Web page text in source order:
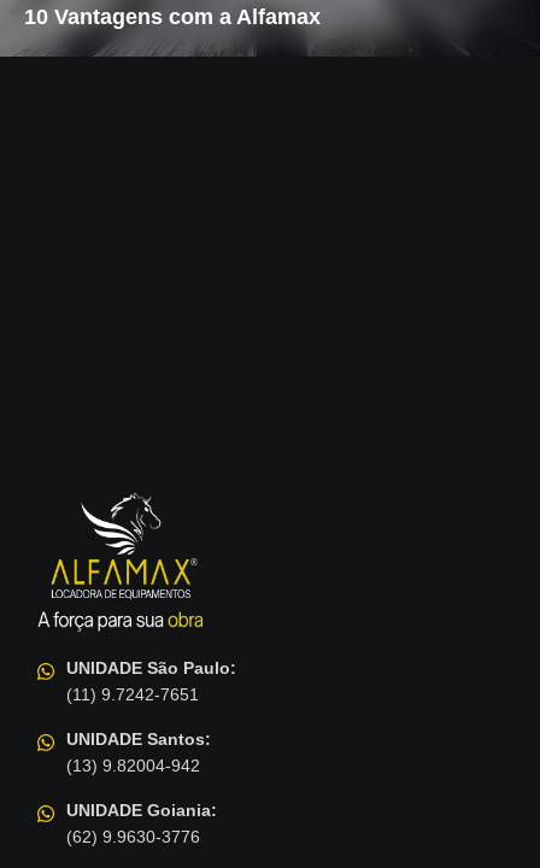
10 Vantagens com a Alfamax
UNIDADE São Paulo:
(11) 9.7242-7651
UNIDADE Santos:
(13) 9.82004-942
UNIDADE Goiania:
(62) 9.9630-3776